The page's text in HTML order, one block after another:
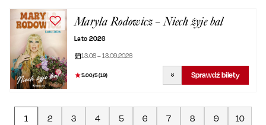
Maryla Rodowicz – Niech żyje bal
Lato 2026
13.08 – 13.09.2026
5.00/5 (19) Sprawdź bilety
1 2 3 4 5 6 7 8 9 10